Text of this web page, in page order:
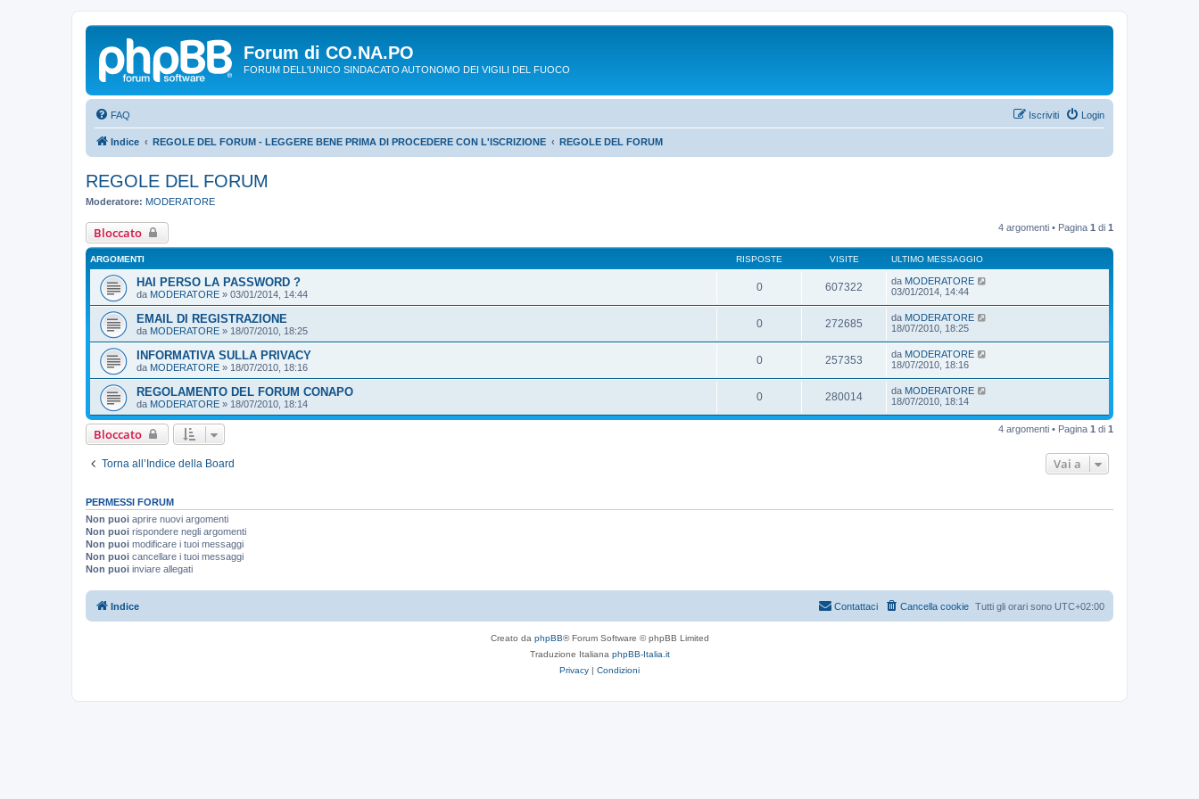
Forum di CO.NA.PO
FORUM DELL'UNICO SINDACATO AUTONOMO DEI VIGILI DEL FUOCO
FAQ Login
Iscriviti
Indice REGOLE DEL FORUM - LEGGERE BENE PRIMA DI PROCEDERE CON L'ISCRIZIONE REGOLE DEL FORUM
REGOLE DEL FORUM
Moderatore: MODERATORE
Bloccato 4 argomenti • Pagina 1 di 1
ARGOMENTI RISPOSTE VISITE ULTIMO MESSAGGIO
HAI PERSO LA PASSWORD ?
da MODERATORE » 03/01/2014, 14:44
0 607322 da MODERATORE
03/01/2014, 14:44
EMAIL DI REGISTRAZIONE
da MODERATORE » 18/07/2010, 18:25
0 272685 da MODERATORE
18/07/2010, 18:25
INFORMATIVA SULLA PRIVACY
da MODERATORE » 18/07/2010, 18:16
0 257353 da MODERATORE
18/07/2010, 18:16
REGOLAMENTO DEL FORUM CONAPO
da MODERATORE » 18/07/2010, 18:14
0 280014 da MODERATORE
18/07/2010, 18:14
Bloccato 4 argomenti • Pagina 1 di 1
Torna all’Indice della Board Vai a
PERMESSI FORUM
Non puoi aprire nuovi argomenti
Non puoi rispondere negli argomenti
Non puoi modificare i tuoi messaggi
Non puoi cancellare i tuoi messaggi
Non puoi inviare allegati
Indice Tutti gli orari sono UTC+02:00
Cancella cookie
Contattaci
Creato da phpBB® Forum Software © phpBB Limited
Traduzione Italiana phpBB-Italia.it
Privacy | Condizioni